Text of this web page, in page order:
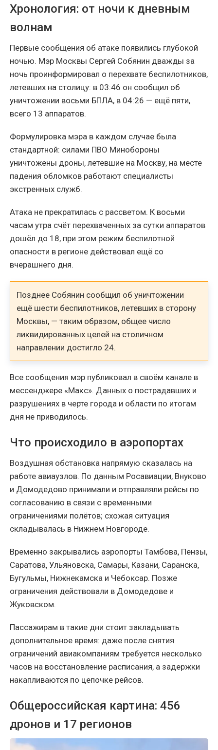
Хронология: от ночи к дневным
волнам
Первые сообщения об атаке появились глубокой
ночью. Мэр Москвы Сергей Собянин дважды за
ночь проинформировал о перехвате беспилотников,
летевших на столицу: в 03:46 он сообщил об
уничтожении восьми БПЛА, в 04:26 — ещё пяти,
всего 13 аппаратов.
Формулировка мэра в каждом случае была
стандартной: силами ПВО Минобороны
уничтожены дроны, летевшие на Москву, на месте
падения обломков работают специалисты
экстренных служб.
Атака не прекратилась с рассветом. К восьми
часам утра счёт перехваченных за сутки аппаратов
дошёл до 18, при этом режим беспилотной
опасности в регионе действовал ещё со
вчерашнего дня.
Позднее Собянин сообщил об уничтожении
ещё шести беспилотников, летевших в сторону
Москвы, — таким образом, общее число
ликвидированных целей на столичном
направлении достигло 24.
Все сообщения мэр публиковал в своём канале в
мессенджере «Макс». Данных о пострадавших и
разрушениях в черте города и области по итогам
дня не приводилось.
Что происходило в аэропортах
Воздушная обстановка напрямую сказалась на
работе авиаузлов. По данным Росавиации, Внуково
и Домодедово принимали и отправляли рейсы по
согласованию в связи с временными
ограничениями полётов; схожая ситуация
складывалась в Нижнем Новгороде.
Временно закрывались аэропорты Тамбова, Пензы,
Саратова, Ульяновска, Самары, Казани, Саранска,
Бугульмы, Нижнекамска и Чебоксар. Позже
ограничения действовали в Домодедове и
Жуковском.
Пассажирам в такие дни стоит закладывать
дополнительное время: даже после снятия
ограничений авиакомпаниям требуется несколько
часов на восстановление расписания, а задержки
накапливаются по цепочке рейсов.
Общероссийская картина: 456
дронов и 17 регионов